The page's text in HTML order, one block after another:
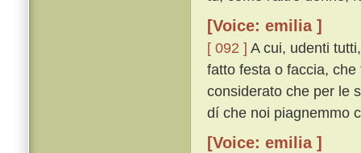
[Voice: emilia ]
[ 092 ] A cui, udenti
fatto festa o faccia,
considerato che per le
dí che noi piagnemmo
[Voice: emilia ]